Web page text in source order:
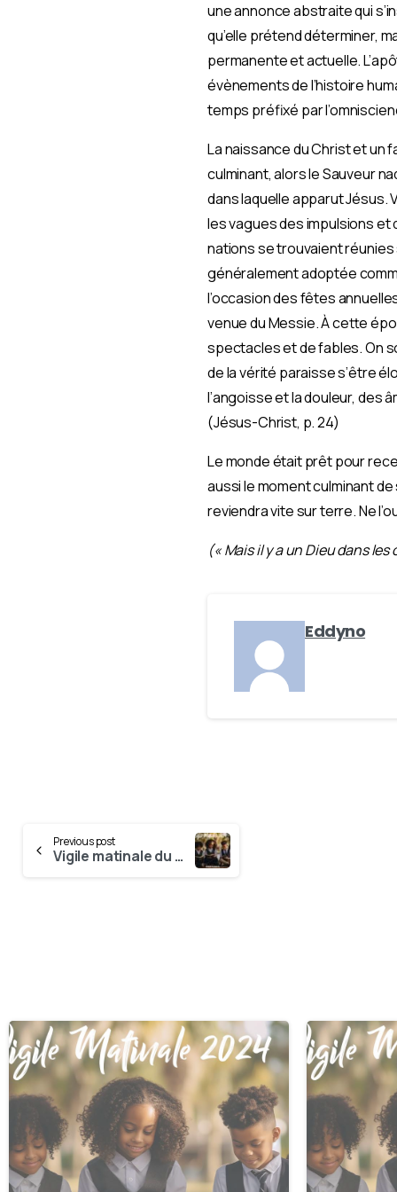
une annonce abstraite qui
qu’elle prétend déterminer,
permanente et actuelle.
évènements de l’histoire
temps préfixé par
La naissance du Christ et un
culminant, alors le Sauveur
dans laquelle apparut Jésus.
les vagues des impulsions et
nations se trouvaient
généralement adoptée
l’occasion des fêtes
venue du Messie. À cette
spectacles et de fables. On
de la vérité paraisse s’être
l’angoisse et la douleur, des
(Jésus-Christ, p. 24)
Le monde était prêt pour
aussi le moment culminant
reviendra vite sur terre. Ne
(« Mais il y a un Dieu dans
Eddyno
Previous post
Vigile matinale du 17 Décembre
0